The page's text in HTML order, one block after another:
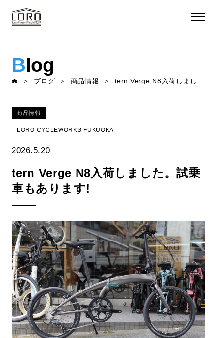
Blog
ブログ 商品情報 tern Verge N8入荷しました。試乗車もあります!
商品情報
LORO CYCLEWORKS FUKUOKA
2026.5.20
tern Verge N8入荷しました。試乗
車もあります!